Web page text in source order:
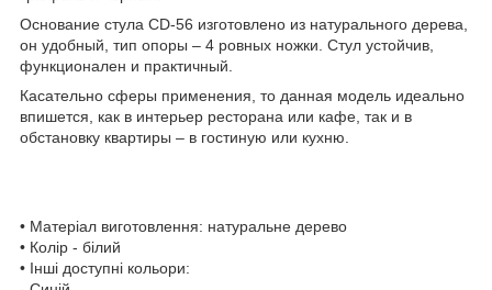
Основание стула CD-56 изготовлено из натурального дерева,
он удобный, тип опоры – 4 ровных ножки. Стул устойчив,
функционален и практичный.
Касательно сферы применения, то данная модель идеально
впишется, как в интерьер ресторана или кафе, так и в
обстановку квартиры – в гостиную или кухню.
• Матеріал виготовлення: натуральне дерево
• Колір - білий
• Інші доступні кольори: